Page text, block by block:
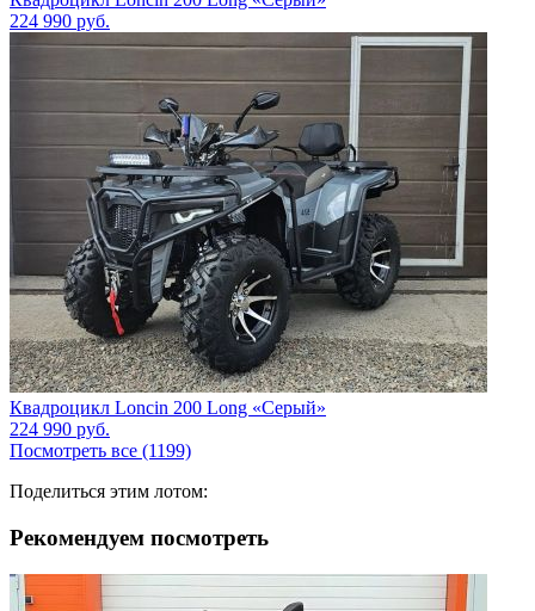
224 990 руб.
Квадроцикл Loncin 200 Long «Серый»
224 990 руб.
Посмотреть все (1199)
Поделиться этим лотом:
Рекомендуем посмотреть